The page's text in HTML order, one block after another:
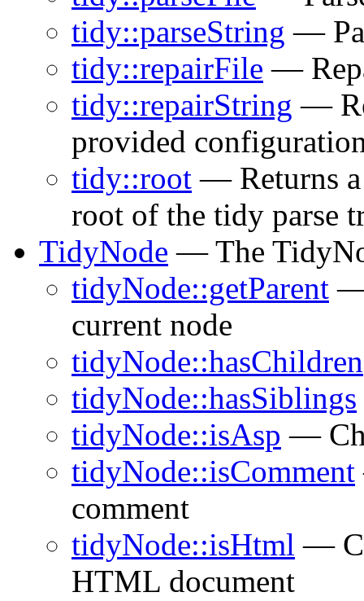
tidy::parseString —
tidy::repairFile —
tidy::repairString —
provided
tidy::root — Returns a
root of the tidy parse
TidyNode — The
tidyNode::getParent —
current node
tidyNode::hasChildren
tidyNode::hasSiblings
tidyNode::isAsp —
tidyNode::isComment
comment
tidyNode::isHtml —
HTML document